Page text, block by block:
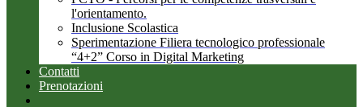
l'orientamento.
Inclusione Scolastica
Sperimentazione Filiera tecnologico professionale
“4+2” Corso in Digital Marketing
Contatti
Prenotazioni